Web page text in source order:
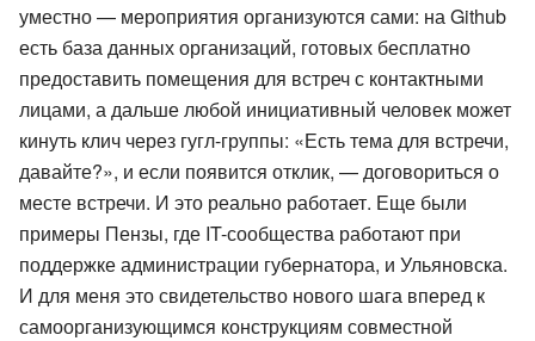
уместно — мероприятия организуются сами: на Github
есть база данных организаций, готовых бесплатно
предоставить помещения для встреч с контактными
лицами, а дальше любой инициативный человек может
кинуть клич через гугл-группы: «Есть тема для встречи,
давайте?», и если появится отклик, — договориться о
месте встречи. И это реально работает. Еще были
примеры Пензы, где IT-сообщества работают при
поддержке администрации губернатора, и Ульяновска.
И для меня это свидетельство нового шага вперед к
самоорганизующимся конструкциям совместной